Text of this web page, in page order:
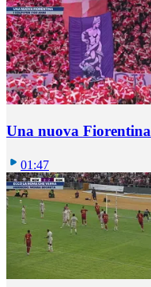
Una nuova Fiorentina
01:47